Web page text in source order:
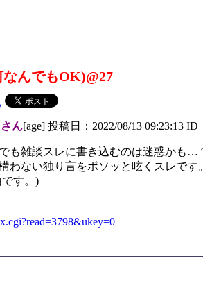
んでもOK)@27
ん[age] 投稿日：2022/08/13 09:23:13 ID
も雑談スレに書き込むのは迷惑かも…
ない独り言をボソッと呟くスレです。
す。)